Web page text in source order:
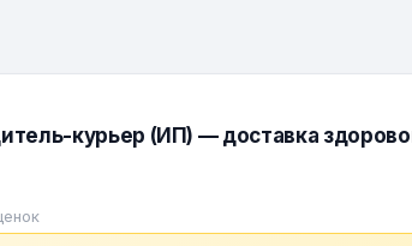
курьер (ИП) — доставка